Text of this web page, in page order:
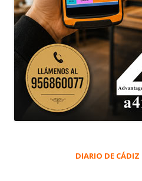
DIARIO DE